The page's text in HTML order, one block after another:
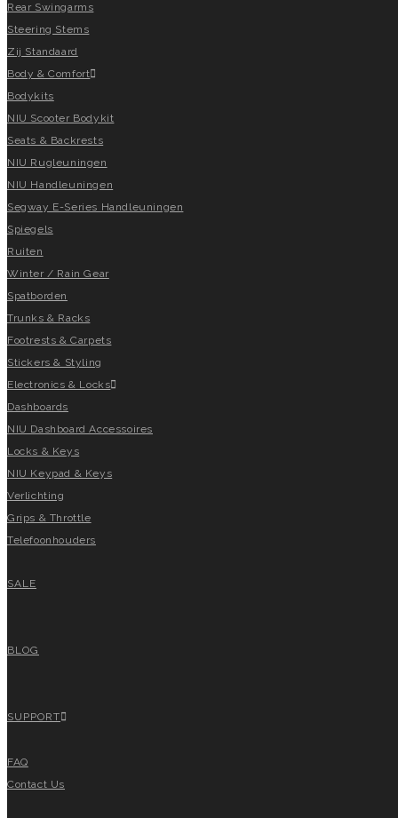
Rear Swingarms
Steering Stems
Zij Standaard
Body & Comfort
Bodykits
NIU Scooter Bodykit
Seats & Backrests
NIU Rugleuningen
NIU Handleuningen
Segway E-Series Handleuningen
Spiegels
Ruiten
Winter / Rain Gear
Spatborden
Trunks & Racks
Footrests & Carpets
Stickers & Styling
Electronics & Locks
Dashboards
NIU Dashboard Accessoires
Locks & Keys
NIU Keypad & Keys
Verlichting
Grips & Throttle
Telefoonhouders
SALE
BLOG
SUPPORT
FAQ
Contact Us